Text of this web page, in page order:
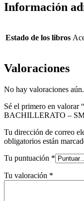
Información
Estado de los libros
Valoraciones
No hay valoraciones aún.
Sé el primero en
BACHILLERATO –
Tu dirección de correo
obligatorios están
Tu puntuación *
Tu valoración *